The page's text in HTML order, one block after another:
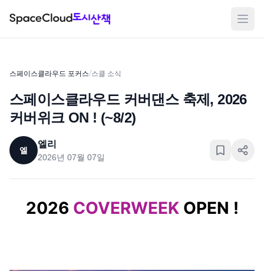
메뉴
스페이스클라우드 포커스/스클 소식
스페이스클라우드 커버댄스 축제, 2026
커버위크 ON ! (~8/2)
엘
엘리
2026년 07월 07일
2026 COVERWEEK OPEN !